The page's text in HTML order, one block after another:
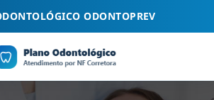
ODONTOPREV